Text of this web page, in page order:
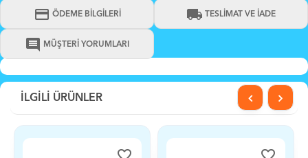
credit_card ÖDEME BİLGİLERİ local_shipping TESLİMAT VE İADE
comment MÜŞTERİ YORUMLARI
İLGİLİ ÜRÜNLER